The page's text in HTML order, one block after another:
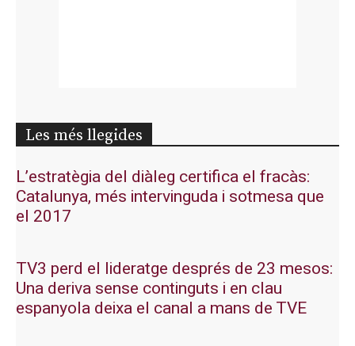
Les més llegides
L’estratègia del diàleg certifica el fracàs:
Catalunya, més intervinguda i sotmesa que
el 2017
TV3 perd el lideratge després de 23 mesos:
Una deriva sense continguts i en clau
espanyola deixa el canal a mans de TVE